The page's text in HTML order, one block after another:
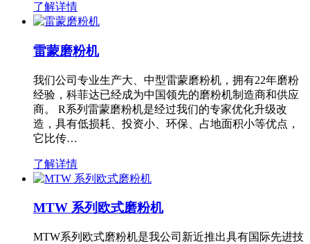
了解详情
雷蒙磨粉机
我们公司专业生产大、中型雷蒙磨粉机，拥有22年磨粉
经验，科菲达已经成为中国领先的磨粉机制造商和供应
商。 R系列雷蒙磨粉机是经过我们的专家优化升级改
造，具有低损耗、投资小、环保、占地面积小等优点，
它比传…
了解详情
MTW 系列欧式磨粉机
MTW系列欧式磨粉机是我公司新近推出具有国际先进技